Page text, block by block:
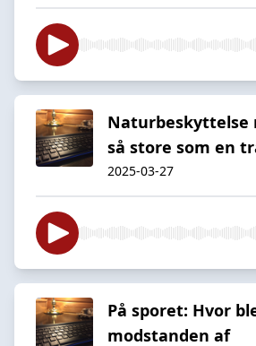
Naturbeskyttelse
så store som en
2025-03-27
På sporet: Hvor
modstanden af